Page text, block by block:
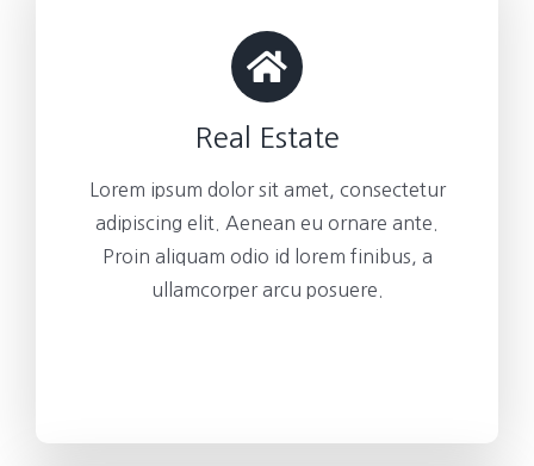
Real Estate
Lorem ipsum dolor sit amet, consectetur
adipiscing elit. Aenean eu ornare ante.
Proin aliquam odio id lorem finibus, a
ullamcorper arcu posuere.